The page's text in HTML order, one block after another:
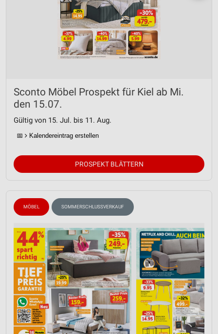
Sconto Möbel Prospekt für Kiel ab Mi.
den 15.07.
Gültig von 15. Jul. bis 11. Aug.
📅 Kalendereintrag erstellen
PROSPEKT BLÄTTERN
MÖBEL SOMMERSCHLUSSVERKAUF